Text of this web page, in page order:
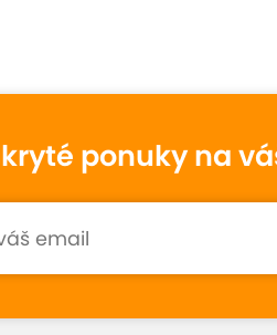
hodnotenie
ponuky na